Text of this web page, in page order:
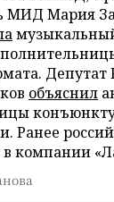
МИД Мария
объяснил
Ранее
в компании